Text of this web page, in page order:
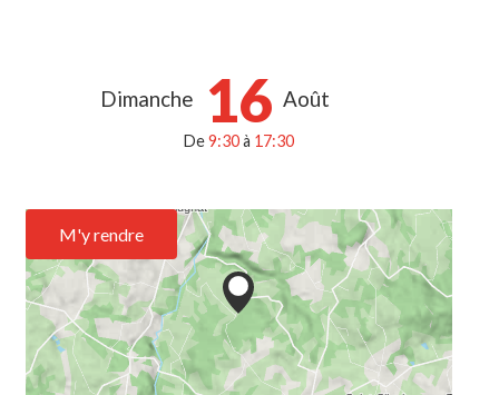
Dimanche 16 Août
De9:30à 17:30
M'y rendre